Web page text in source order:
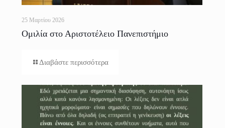
25 Μαρτίου 2026
Ομιλία στο Αριστοτέλειο Πανεπιστήμιο
Διαβάστε περισσότερα